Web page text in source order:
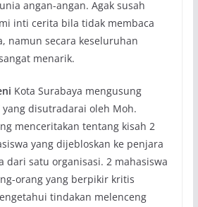
angan-angan. Agak susah
inti cerita bila tidak membaca
namun secara keseluruhan
menarik.
Kota Surabaya mengusung
yang disutradarai oleh Moh.
menceritakan tentang kisah 2
yang dijebloskan ke penjara
dari satu organisasi. 2 mahasiswa
orang yang berpikir kritis
tindakan melenceng